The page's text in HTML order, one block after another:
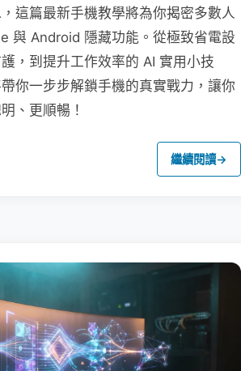
這篇最新手機教學將為你揭密多數人
與 Android 隱藏功能。從極致省電設
，到提升工作效率的 AI 實用小技
你一步步解鎖手機的真實戰力，讓你
、更順暢！
繼續閱讀→